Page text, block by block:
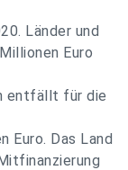
Länder und
Euro
entfällt für die
Euro. Das Land